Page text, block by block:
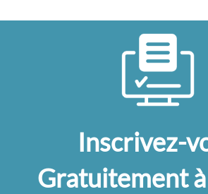
Inscrivez-
Gratuitement